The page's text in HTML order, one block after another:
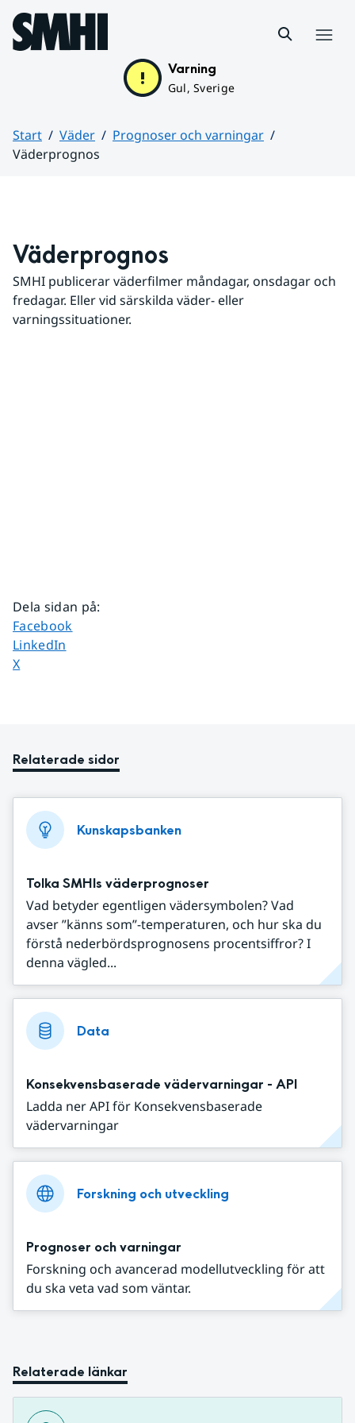
Hoppa till sidans innehåll
Varning
Gul, Sverige
Start Väder
Prognoser och varningar
Väderprognos
Väderprognos
SMHI publicerar väderfilmer måndagar, onsdagar och
fredagar. Eller vid särskilda väder- eller
varningssituationer.
Dela sidan på:
Dela sidan på
Facebook
Dela sidan på
LinkedIn
Dela sidan på
X
Relaterade sidor
Kunskapsbanken
Tolka SMHIs väderprognoser
Vad betyder egentligen vädersymbolen? Vad
avser ”känns som”-temperaturen, och hur ska du
förstå nederbördsprognosens procentsiffror? I
denna vägled...
Data
Konsekvensbaserade vädervarningar - API
Ladda ner API för Konsekvensbaserade
vädervarningar
Forskning och utveckling
Prognoser och varningar
Forskning och avancerad modellutveckling för att
du ska veta vad som väntar.
Relaterade länkar